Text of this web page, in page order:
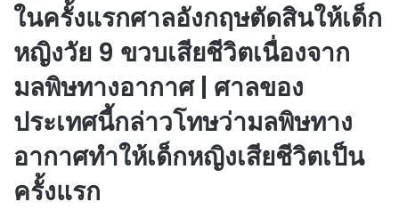
ในครั้งแรกศาลอังกฤษตัดสินให้เด็ก
หญิงวัย 9 ขวบเสียชีวิตเนื่องจาก
มลพิษทางอากาศ | ศาลของ
ประเทศนี้กล่าวโทษว่ามลพิษทาง
อากาศทำให้เด็กหญิงเสียชีวิตเป็น
ครั้งแรก